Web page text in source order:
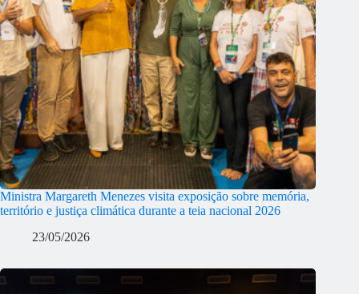
Ministra Margareth Menezes visita exposição sobre memória,
território e justiça climática durante a teia nacional 2026
23/05/2026